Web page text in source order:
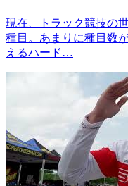
現在、トラック競技の
種目。あまりに種目数
えるハード…